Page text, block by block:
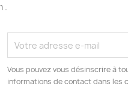
.
Vous pouvez vous désinscrire à
informations de contact dans les